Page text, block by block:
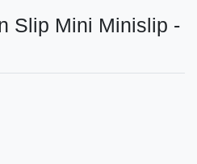
Slip Mini Minislip -